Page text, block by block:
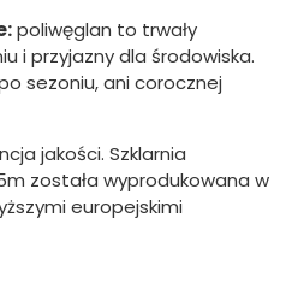
poliwęglan to trwały
i przyjazny dla środowiska.
sezoniu, ani corocznej
jakości. Szklarnia
została wyprodukowana w
europejskimi